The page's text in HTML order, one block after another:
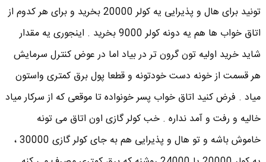
تونید برای هال و پذیرایی یه کولر 20000 بخرید و برای هر کدوم از
اتاق خواب ها هم یه دونه کولر 9000 بخرید . اینجوری یه مقدار
شاید خرید اولیه تون گرون تر در بیاد اما در عوض کنترل سرمایش
هر قسمت از خونه دست خودتونه و قطعا پول برق کمتری واستون
میاد . فرض کنید اتاق خواب پسر خونواده تا موقعی که از سرکار میاد
خالیه و رفت و آمد نداره . خب کولر گازی اون اتاق می تونه
خاموش باشه و تو هال و پذیرایی هم به جای کولر گازی 30000 ،